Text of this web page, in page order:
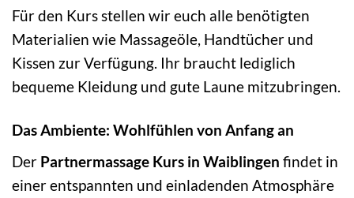
Für den Kurs stellen wir euch alle benötigten
Materialien wie Massageöle, Handtücher und
Kissen zur Verfügung. Ihr braucht lediglich
bequeme Kleidung und gute Laune mitzubringen.
Das Ambiente: Wohlfühlen von Anfang an
Der Partnermassage Kurs in Waiblingen findet in
einer entspannten und einladenden Atmosphäre